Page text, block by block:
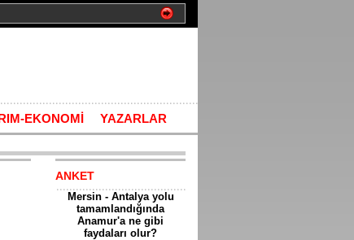
EKONOMİ YAZARLAR
ANKET
Mersin - Antalya yolu
tamamlandığında
Anamur'a ne gibi
faydaları olur?